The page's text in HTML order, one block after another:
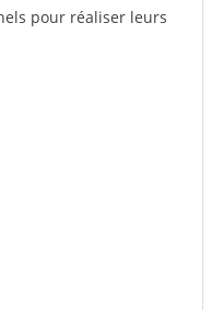
pour réaliser leurs